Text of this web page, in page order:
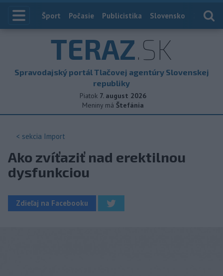
Index
Šport Počasie Publicistika Slovensko
TERAZ.SK
Spravodajský portál Tlačovej agentúry Slovenskej
republiky
Piatok 7. august 2026
Meniny má Štefánia
< sekcia Import
Ako zvíťaziť nad erektilnou
dysfunkciou
Zdieľaj na Facebooku